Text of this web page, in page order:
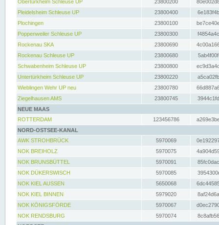
Obertürkheim Schleuse UP
23800200
Pleidelsheim Schleuse UP
23800400
Plochingen
23800100
Poppenweiler Schleuse UP
23800300
Rockenau SKA
23800690
Rockenau Schleuse UP
23800680
Schwabenheim Schleuse UP
23800800
Untertürkheim Schleuse UP
23800220
Wieblingen Wehr UP neu
23800780
Ziegelhausen AMS
23800745
NEUE MAAS
ROTTERDAM
123456786
NORD-OSTSEE-KANAL
AWK STROHBRÜCK
5970069
NOK BREIHOLZ
5970075
NOK BRUNSBÜTTEL
5970091
NOK DÜKERSWISCH
5970085
NOK KIEL AUSSEN
5650068
NOK KIEL BINNEN
5979020
NOK KÖNIGSFÖRDE
5970067
NOK RENDSBURG
5970074